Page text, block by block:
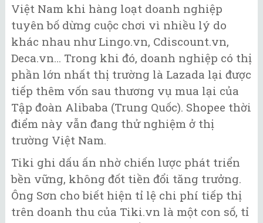
Việt Nam khi hàng loạt doanh nghiệp
tuyên bố dừng cuộc chơi vì nhiều lý do
khác nhau như Lingo.vn, Cdiscount.vn,
Deca.vn… Trong khi đó, doanh nghiệp có thị
phần lớn nhất thị trường là Lazada lại được
tiếp thêm vốn sau thương vụ mua lại của
Tập đoàn Alibaba (Trung Quốc). Shopee thời
điểm này vẫn đang thử nghiệm ở thị
trường Việt Nam.
Tiki ghi dấu ấn nhờ chiến lược phát triển
bền vững, không đốt tiền đổi tăng trưởng.
Ông Sơn cho biết hiện tỉ lệ chi phí tiếp thị
trên doanh thu của Tiki.vn là một con số, tỉ